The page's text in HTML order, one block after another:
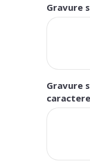
Gravure
Gravure